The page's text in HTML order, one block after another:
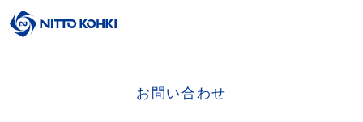
お問い合わせ